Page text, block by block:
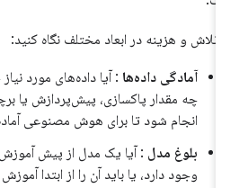
تلاش و هزینه در ابعاد مختلف نگاه کنید:
آمادگی داده‌ها: آیا داده‌های مورد نیاز
چه مقدار پاکسازی، پیش‌پردازش یا
انجام شود تا برای هوش مصنوعی آماده
بلوغ مدل: آیا یک مدل از پیش
وجود دارد، یا باید آن را از ابتدا آموزش